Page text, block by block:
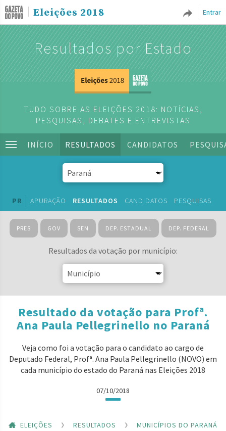
Entrar
Eleições 2018
Resultados por Estado
TUDO SOBRE AS ELEIÇÕES 2018: NOTÍCIAS,
PESQUISAS, DEBATES E ENTREVISTAS
INÍCIO RESULTADOS CANDIDATOS
PR APURAÇÃO RESULTADOS CANDIDATOS PESQUISAS
PRES GOV SEN DEP. ESTADUAL DEP. FEDERAL
Resultados da votação por município:
Resultado da votação para Profª.
Ana Paula Pellegrinello no Paraná
Veja como foi a votação para o candidato ao cargo de
Deputado Federal, Profª. Ana Paula Pellegrinello (NOVO) em
cada município do estado do Paraná nas Eleições 2018
07/10/2018
ELEIÇÕES RESULTADOS
MUNICÍPIOS DO PARANÁ